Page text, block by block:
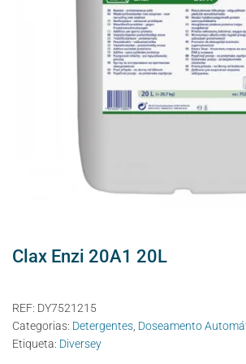
Clax Enzi 20A1 20L
REF: DY7521215
Categorias: Detergentes Doseamento
Etiqueta: Diversey